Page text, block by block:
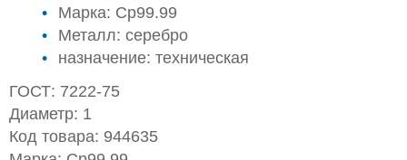
Марка: Ср99.99
Металл: серебро
назначение: техническая
ГОСТ: 7222-75
Диаметр: 1
Код товара: 944635